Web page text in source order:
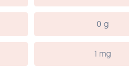
0 g
1 mg